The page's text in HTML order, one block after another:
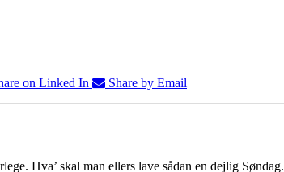
on Linked In Share by Email
Hva’ skal man ellers lave sådan en dejlig Søndag.